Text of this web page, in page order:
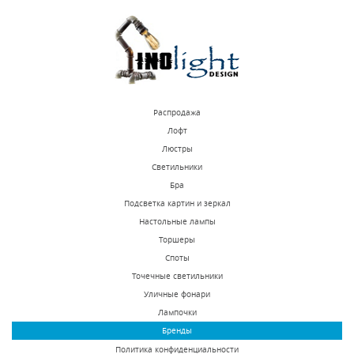
Распродажа
Лофт
Люстры
Светильники
Бра
Подсветка картин и зеркал
Настольные лампы
Торшеры
Споты
Точечные светильники
Уличные фонари
Лампочки
Бренды
Политика конфиденциальности